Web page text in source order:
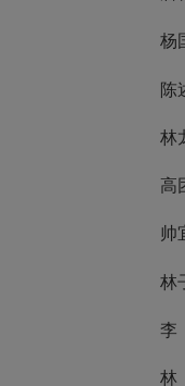
杨
陈
林
高
帅
林
李
林